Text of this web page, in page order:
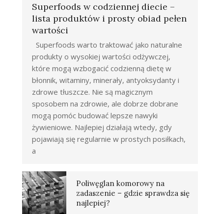
Superfoods w codziennej diecie –
lista produktów i prosty obiad pełen
wartości
Superfoods warto traktować jako naturalne
produkty o wysokiej wartości odżywczej,
które mogą wzbogacić codzienną dietę w
błonnik, witaminy, minerały, antyoksydanty i
zdrowe tłuszcze. Nie są magicznym
sposobem na zdrowie, ale dobrze dobrane
mogą pomóc budować lepsze nawyki
żywieniowe. Najlepiej działają wtedy, gdy
pojawiają się regularnie w prostych posiłkach,
a
Poliwęglan komorowy na
zadaszenie – gdzie sprawdza się
najlepiej?